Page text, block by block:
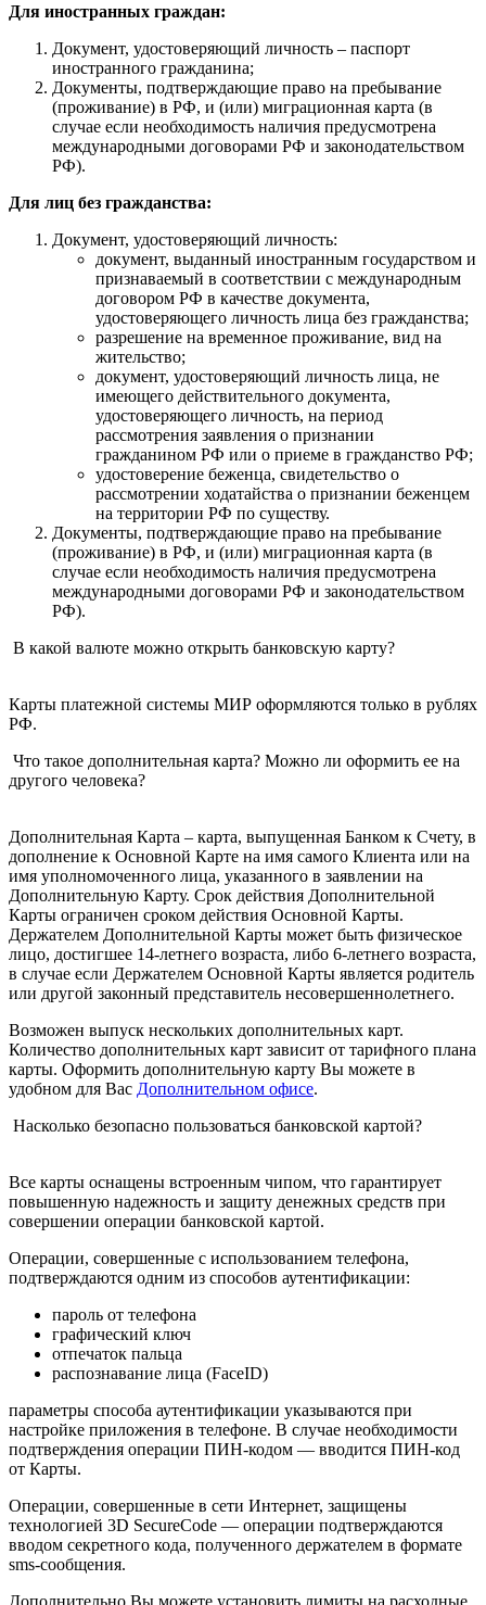
Для иностранных граждан:
Документ, удостоверяющий личность – паспорт
иностранного гражданина;
Документы, подтверждающие право на пребывание
(проживание) в РФ, и (или) миграционная карта (в
случае если необходимость наличия предусмотрена
международными договорами РФ и законодательством
РФ).
Для лиц без гражданства:
Документ, удостоверяющий личность:
документ, выданный иностранным государством и
признаваемый в соответствии с международным
договором РФ в качестве документа,
удостоверяющего личность лица без гражданства;
разрешение на временное проживание, вид на
жительство;
документ, удостоверяющий личность лица, не
имеющего действительного документа,
удостоверяющего личность, на период
рассмотрения заявления о признании
гражданином РФ или о приеме в гражданство РФ;
удостоверение беженца, свидетельство о
рассмотрении ходатайства о признании беженцем
на территории РФ по существу.
Документы, подтверждающие право на пребывание
(проживание) в РФ, и (или) миграционная карта (в
случае если необходимость наличия предусмотрена
международными договорами РФ и законодательством
РФ).
В какой валюте можно открыть банковскую карту?
Карты платежной системы МИР оформляются только в рублях
РФ.
Что такое дополнительная карта? Можно ли оформить ее на
другого человека?
Дополнительная Карта – карта, выпущенная Банком к Счету, в
дополнение к Основной Карте на имя самого Клиента или на
имя уполномоченного лица, указанного в заявлении на
Дополнительную Карту. Срок действия Дополнительной
Карты ограничен сроком действия Основной Карты.
Держателем Дополнительной Карты может быть физическое
лицо, достигшее 14-летнего возраста, либо 6-летнего возраста,
в случае если Держателем Основной Карты является родитель
или другой законный представитель несовершеннолетнего.
Возможен выпуск нескольких дополнительных карт.
Количество дополнительных карт зависит от тарифного плана
карты. Оформить дополнительную карту Вы можете в
удобном для Вас Дополнительном офисе.
Насколько безопасно пользоваться банковской картой?
Все карты оснащены встроенным чипом, что гарантирует
повышенную надежность и защиту денежных средств при
совершении операции банковской картой.
Операции, совершенные с использованием телефона,
подтверждаются одним из способов аутентификации:
пароль от телефона
графический ключ
отпечаток пальца
распознавание лица (FaceID)
параметры способа аутентификации указываются при
настройке приложения в телефоне. В случае необходимости
подтверждения операции ПИН-кодом — вводится ПИН-код
от Карты.
Операции, совершенные в сети Интернет, защищены
технологией 3D SecureCode — операции подтверждаются
вводом секретного кода, полученного держателем в формате
sms-сообщения.
Дополнительно Вы можете установить лимиты на расходные